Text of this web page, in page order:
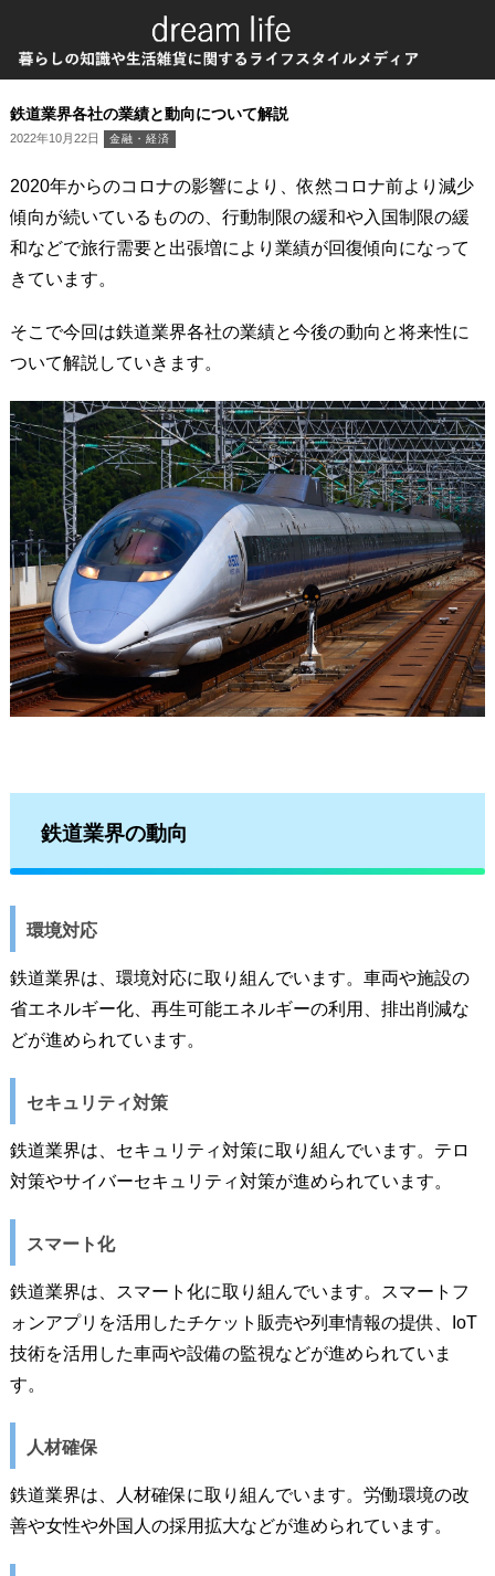
鉄道業界各社の業績と動向について解説
2022年10月22日 金融・経済
2020年からのコロナの影響により、依然コロナ前より減少
傾向が続いているものの、行動制限の緩和や入国制限の緩
和などで旅行需要と出張増により業績が回復傾向になって
きています。
そこで今回は鉄道業界各社の業績と今後の動向と将来性に
ついて解説していきます。
鉄道業界の動向
環境対応
鉄道業界は、環境対応に取り組んでいます。車両や施設の
省エネルギー化、再生可能エネルギーの利用、排出削減な
どが進められています。
セキュリティ対策
鉄道業界は、セキュリティ対策に取り組んでいます。テロ
対策やサイバーセキュリティ対策が進められています。
スマート化
鉄道業界は、スマート化に取り組んでいます。スマートフ
ォンアプリを活用したチケット販売や列車情報の提供、IoT
技術を活用した車両や設備の監視などが進められていま
す。
人材確保
鉄道業界は、人材確保に取り組んでいます。労働環境の改
善や女性や外国人の採用拡大などが進められています。